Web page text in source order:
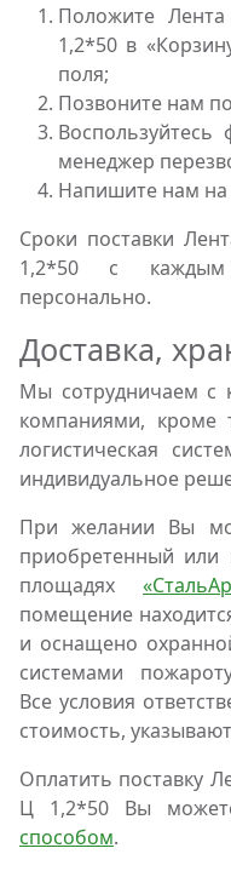
Положите
1,2*50 в
поля;
Позвоните нам
менеджер
Напишите нам на
Сроки поставки
1,2*50 с каждым
персонально.
Доставка,
Мы сотрудничаем с
компаниями, кроме
логистическая
индивидуальное
При желании Вы
приобретенный или
площадях
помещение
и оснащено
системами
Все условия
стоимость,
Оплатить поставку
Ц 1,2*50 Вы
способом.